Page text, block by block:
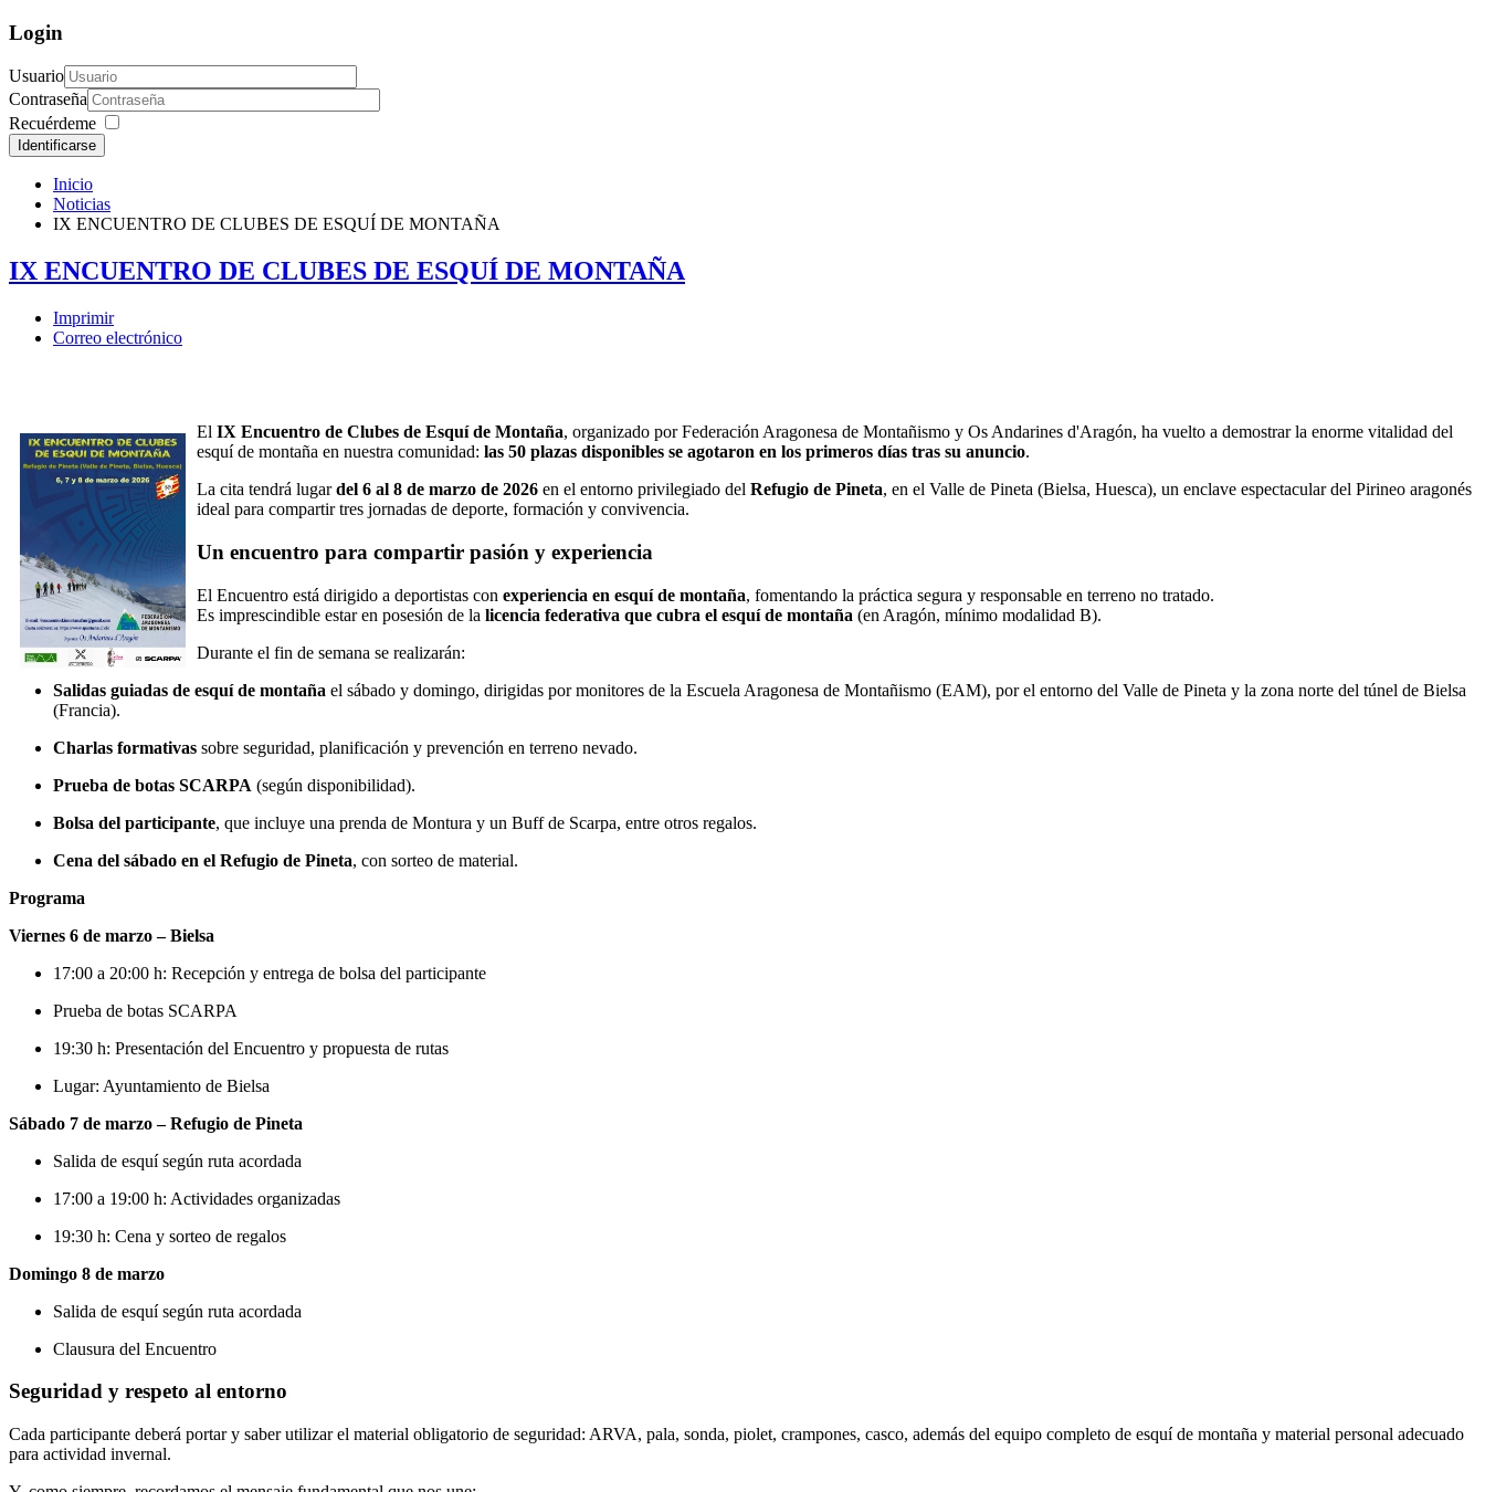
Login
Usuario
Contraseña
Recuérdeme
Identificarse
Inicio
Noticias
IX ENCUENTRO DE CLUBES DE ESQUÍ DE MONTAÑA
IX ENCUENTRO DE CLUBES DE ESQUÍ DE MONTAÑA
Imprimir
Correo electrónico
El IX Encuentro de Clubes de Esquí de Montaña, organizado porFederación Aragonesa de Montañismo y Os Andarines d'Aragón, ha vuelto a demostrar la enorme vitalidad del
esquí de montaña en nuestra comunidad: las 50 plazas disponibles se agotaron en los primeros días tras su anuncio.
La cita tendrá lugardel 6 al 8 de marzo de 2026 en el entorno privilegiado del Refugio de Pineta, en el Valle de Pineta (Bielsa, Huesca), un enclave espectacular del Pirineo aragonés
ideal para compartir tres jornadas de deporte, formación y convivencia.
Un encuentro para compartir pasión y experiencia
El Encuentro está dirigido a deportistas con experiencia en esquí de montaña, fomentando la práctica segura y responsable en terreno no tratado.
Es imprescindible estar en posesión de la licencia federativa que cubra el esquí de montaña (en Aragón, mínimo modalidad B).
Durante el fin de semana se realizarán:
Salidas guiadas de esquí de montaña el sábado y domingo, dirigidas por monitores de la Escuela Aragonesa de Montañismo (EAM), por el entorno del Valle de Pineta y la zona norte del túnel de Bielsa
(Francia).
Charlas formativas sobre seguridad, planificación y prevención en terreno nevado.
Prueba de botas SCARPA (según disponibilidad).
Bolsa del participante, que incluye una prenda de Montura y un Buff de Scarpa, entre otros regalos.
Cena del sábado en el Refugio de Pineta, con sorteo de material.
Programa
Viernes 6 de marzo – Bielsa
17:00 a 20:00 h: Recepción y entrega de bolsa del participante
Prueba de botas SCARPA
19:30 h: Presentación del Encuentro y propuesta de rutas
Lugar: Ayuntamiento de Bielsa
Sábado 7 de marzo – Refugio de Pineta
Salida de esquí según ruta acordada
17:00 a 19:00 h: Actividades organizadas
19:30 h: Cena y sorteo de regalos
Domingo 8 de marzo
Salida de esquí según ruta acordada
Clausura del Encuentro
Seguridad y respeto al entorno
Cada participante deberá portar y saber utilizar el material obligatorio de seguridad: ARVA, pala, sonda, piolet, crampones, casco, además del equipo completo de esquí de montaña y material personal adecuado
para actividad invernal.